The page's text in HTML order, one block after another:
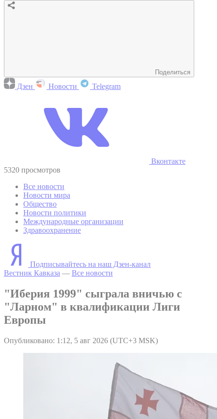
Поделиться
Дзен Новости Telegram
Вконтакте
5320 просмотров
Все новости
Новости мира
Общество
Новости политики
Международные организации
Здравоохранение
Подписывайтесь на наш Дзен-канал
Вестник Кавказа — Все новости
"Иберия 1999" сыграла вничью с
"Ларном" в квалификации Лиги
Европы
Опубликовано: 1:12, 5 авг 2026 (UTC+3 MSK)